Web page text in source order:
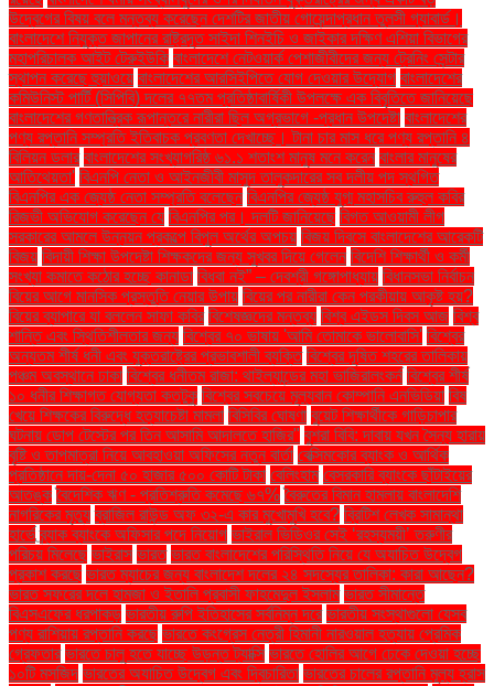
উদ্বেগের বিষয় বলে মন্তব্য করেছেন দেশটির জাতীয় গোয়েন্দাপ্রধান তুলসী গ্যাবার্ড।
বাংলাদেশে নিযুক্ত জাপানের রাষ্ট্রদূত সাইদা শিনইচি ও জাইকার দক্ষিণ এশিয়া বিভাগের
মহাপরিচালক আইট টেরুইউকি বাংলাদেশে নেটওয়ার্ক পেশাজীবীদের জন্য ট্রেনিং সেন্টার
স্থাপন করেছে হুয়াওয়ে বাংলাদেশের আরসিইপিতে যোগ দেওয়ার উদ্যোগ বাংলাদেশের
কমিউনিস্ট পার্টি (সিপিবি) দলের ৭৭তম প্রতিষ্ঠাবার্ষিকী উপলক্ষে এক বিবৃতিতে জানিয়েছে
বাংলাদেশের গণতান্ত্রিক রূপান্তরে নারীরা ছিল অগ্রভাগে -প্রধান উপদেষ্টা বাংলাদেশের
পণ্য রপ্তানি সম্প্রতি ইতিবাচক প্রবণতা দেখাচ্ছে। টানা চার মাস ধরে পণ্য রপ্তানি ৪
বিলিয়ন ডলার বাংলাদেশের সংখ্যাগরিষ্ঠ ৬১.১ শতাংশ মানুষ মনে করেন বাংলার মানুষের
আতিথেয়তা' বিএনপি নেতা ও আইনজীবী মাসুদ তালুকদারের সব দলীয় পদ স্থগিত
বিএনপির এক জ্যেষ্ঠ নেতা সম্প্রতি বলেছেন বিএনপির জ্যেষ্ঠ যুগ্ম মহাসচিব রুহুল কবির
রিজভী অভিযোগ করেছেন যে বিএনপির পর। দলটি জানিয়েছে বিগত আওয়ামী লীগ
সরকারের আমলে উন্নয়ন প্রকল্পে বিপুল অর্থের অপচয় বিজয় দিবসে বাংলাদেশের আরেকটি
বিজয় বিদায়ী শিক্ষা উপদেষ্টা শিক্ষকদের জন্য সুখবর দিয়ে গেলেন বিদেশি শিক্ষার্থী ও কর্মী
সংখ্যা কমাতে কঠোর হচ্ছে কানাডা বিধবা নই” – দেবশ্রী গঙ্গোপাধ্যায় বিধানসভা নির্বাচন
বিয়ের আগে মানসিক প্রস্তুতি নেয়ার উপায় বিয়ের পর নারীরা কেন পরকীয়ায় আকৃষ্ট হয়?
বিয়ের ব্যাপারে যা বললেন সাফা কবির বিশেষজ্ঞদের মন্তব্য বিশ্ব এইডস দিবস আজ বিশ্ব
শান্তি এবং স্থিতিশীলতার জন্য বিশ্বের ৭০ ভাষায় 'আমি তোমাকে ভালোবাসি' বিশ্বের
অন্যতম শীর্ষ ধনী এবং যুক্তরাষ্ট্রের প্রভাবশালী ব্যক্তি বিশ্বের দূষিত শহরের তালিকায়
পঞ্চম অবস্থানে ঢাকা বিশ্বের ধনীতম রাজা: থাইল্যান্ডের মহা ভাজিরালংকর্ন বিশ্বের শীর্ষ
১০ ধনীর শিক্ষাগত যোগ্যতা কতটুকু বিশ্বের সবচেয়ে মূল্যবান কোম্পানি এনভিডিয়া বিষ
খেয়ে শিক্ষকের বিরুদ্ধে হত্যাচেষ্টা মামলা বিসিবির ঘোষণা বুয়েট শিক্ষার্থীকে গাড়িচাপার
ঘটনায় ডোপ টেস্টের পর তিন আসামি আদালতে হাজির" বুশরা বিবি: দাবায় যখন সৈন্য হারায়
বৃষ্টি ও তাপমাত্রা নিয়ে আবহাওয়া অফিসের নতুন বার্তা বেক্সিমকোর ব্যাংক ও আর্থিক
প্রতিষ্ঠানে দায়-দেনা ৫০ হাজার ৫০০ কোটি টাকা বেলিংহাম বেসরকারি ব্যাংকে ছাঁটাইয়ের
আতঙ্ক বৈদেশিক ঋণ - প্রতিশ্রুতি কমেছে ৬৭% বৈরুতের বিমান হামলায় বাংলাদেশি
নাগরিকের মৃত্যু ব্রাজিল রাউন্ড অফ ৩২-এ কার মুখোমুখি হবে? ব্রিটিশ লেখক সামান্থা
হার্ভে ব্র্যাক ব্যাংকে অফিসার পদে নিয়োগ ভাইরাল ভিডিওর সেই ‘রহস্যময়ী’ তরুণীর
পরিচয় মিলেছে ভাইরাস ভারত ভারত বাংলাদেশের পরিস্থিতি নিয়ে যে অযাচিত উদ্বেগ
প্রকাশ করছে ভারত ম্যাচের জন্য বাংলাদেশ দলের ২৪ সদস্যের তালিকা: কারা আছেন?
ভারত সফরের দলে হামজা ও ইতালি প্রবাসী ফাহমেদুল ইসলাম ভারত সীমান্তে
বিএসএফের ধরপাকড় ভারতীয় রুপি ইতিহাসের সর্বনিম্ন দরে ভারতীয় সংস্থাগুলো যেসব
পণ্য রাশিয়ায় রপ্তানি করছে ভারতে কংগ্রেস নেত্রী হিমানী নারওয়াল হত্যায় প্রেমিক
গ্রেফতার ভারতে চালু হতে যাচ্ছে উড়ন্ত ট্যাক্সি ভারতে হোলির আগে ঢেকে দেওয়া হচ্ছে
১০টি মসজিদ ভারতের অযাচিত উদ্বেগ এবং দ্বিচারিতা ভারতের চালের রপ্তানি মূল্য হ্রাস